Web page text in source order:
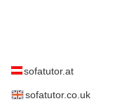
sofatutor.at
sofatutor.co.uk